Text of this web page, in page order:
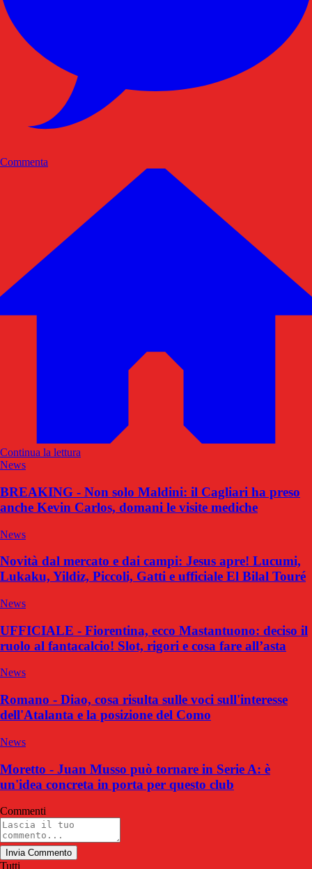
Commenta
Continua la lettura
News
BREAKING - Non solo Maldini: il Cagliari ha preso
anche Kevin Carlos, domani le visite mediche
News
Novità dal mercato e dai campi: Jesus apre! Lucumi,
Lukaku, Yildiz, Piccoli, Gatti e ufficiale El Bilal Touré
News
UFFICIALE - Fiorentina, ecco Mastantuono: deciso il
ruolo al fantacalcio! Slot, rigori e cosa fare all’asta
News
Romano - Diao, cosa risulta sulle voci sull'interesse
dell'Atalanta e la posizione del Como
News
Moretto - Juan Musso può tornare in Serie A: è
un'idea concreta in porta per questo club
Commenti
Invia Commento
Tutti